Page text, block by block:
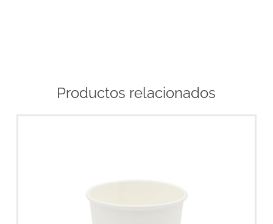
Productos relacionados